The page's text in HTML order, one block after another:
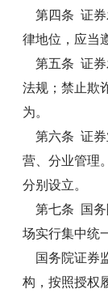
第四条 证券
律地位，应当
第五条 证券
法规；禁止欺
为。
第六条 证券
营、分业管理
分别设立。
第七条 国务
场实行集中统
国务院证券
构，按照授权